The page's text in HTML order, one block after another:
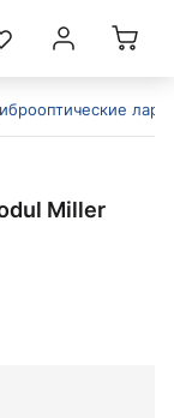
Miller